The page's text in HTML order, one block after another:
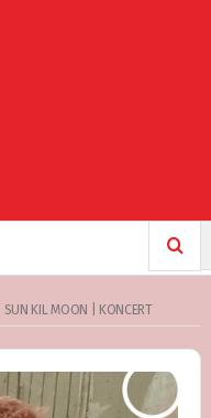
SUN KIL MOON | KONCERT